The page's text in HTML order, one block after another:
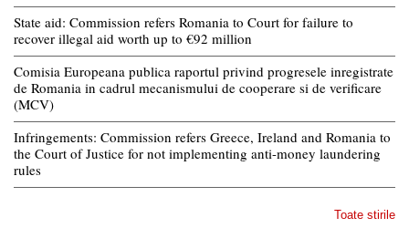
State aid: Commission refers Romania to Court for failure to
recover illegal aid worth up to €92 million
Comisia Europeana publica raportul privind progresele inregistrate
de Romania in cadrul mecanismului de cooperare si de verificare
(MCV)
Infringements: Commission refers Greece, Ireland and Romania to
the Court of Justice for not implementing anti-money laundering
rules
Toate stirile